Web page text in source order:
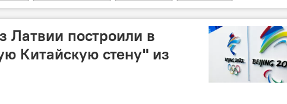
Латвии построили в
Китайскую стену" из